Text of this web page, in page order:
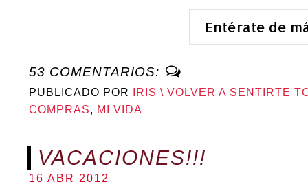
Entérate de
53 COMENTARIOS:
PUBLICADO POR
IRIS \ VOLVER A SENTIRTE
COMPRAS, MI VIDA
VACACIONES!!!
16 ABR 2012